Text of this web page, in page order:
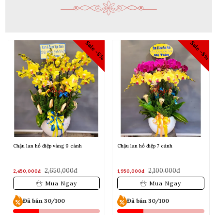
Yêu thích
Sale -8%
Chậu lan hồ điệp vàng 9 cành
2,450,000đ 2,650,000đ
Mua Ngay
Đã bán 30/100
Yêu thích
Sale -8%
Chậu lan hồ điệp 7 cành
1,950,000đ 2,100,000đ
Mua Ngay
Đã bán 30/100